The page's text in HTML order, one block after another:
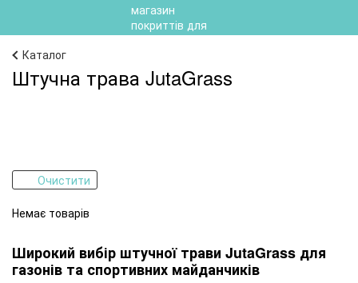
Каталог
Штучна трава JutaGrass
Очистити
Немає товарів
Широкий вибір штучної трави JutaGrass для
газонів та спортивних майданчиків